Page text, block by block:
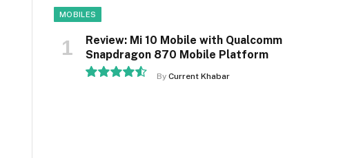
MOBILES
Review: Mi 10 Mobile with Qualcomm
Snapdragon 870 Mobile Platform
By Current Khabar